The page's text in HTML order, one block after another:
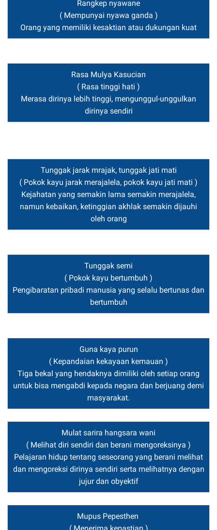
Rangkep nyawane
( Mempunyai nyawa ganda )
Orang yang memiliki kesaktian atau dukungan kuat
Rasa Mulya Kasucian
( Rasa tinggi hati )
Merasa dirinya lebih tinggi, mengunggul-unggulkan
dirinya sendiri
Tunggak jarak mrajak, tunggak jati mati
( Pokok kayu jarak merajalela, pokok kayu jati mati )
Kejahatan yang semakin lama semakin merajalela,
namun kebaikan, ketinggian akhlak semakin dijauhi
oleh orang
Tunggak semi
( Pokok kayu bertumbuh )
Pengibaratan pribadi manusia yang selalu bertunas dan
bertumbuh
Guna kaya purun
( Kepandaian kekayaan kemauan )
Tiga bekal yang hendaknya dimiliki oleh setiap orang
untuk bisa mengabdi kepada negara dan berjuang demi
masyarakat.
Mulat sarira hangsara wani
( Melihat diri sendiri dan berani mengoreksinya )
Pelajaran hidup tentang seseorang yang berani melihat
dan mengoreksi dirinya sendiri serta melihatnya dengan
jujur dan obyektif
Mupus Pepesthen
( Menerima kepastian )